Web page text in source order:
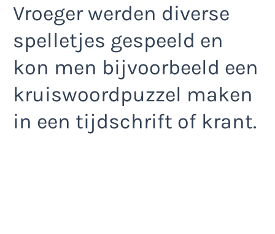
Vroeger werden diverse
spelletjes gespeeld en
kon men bijvoorbeeld een
kruiswoordpuzzel maken
in een tijdschrift of krant.